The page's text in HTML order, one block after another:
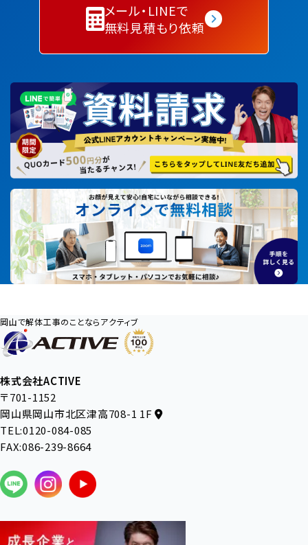
メール・LINEで
無料見積もり依頼
岡山で解体工事のことならアクティブ
株式会社ACTIVE
〒701-1152
岡山県岡山市北区津高708-1 1F
TEL:0120-084-085
FAX:086-239-8664